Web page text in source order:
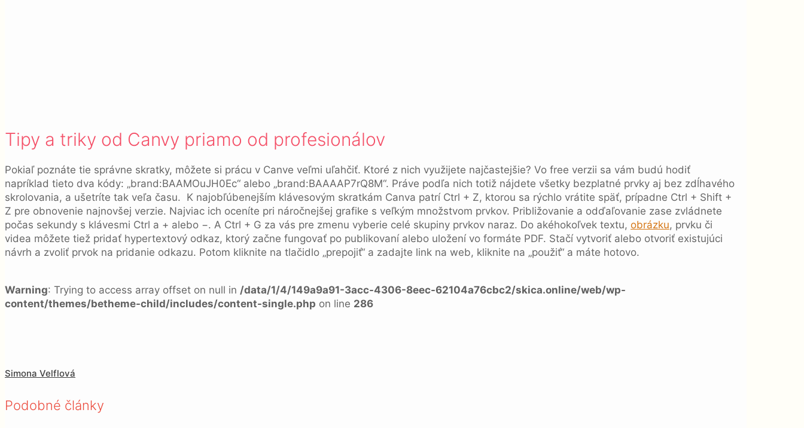
Tipy a triky od Canvy priamo od profesionálov
Pokiaľ poznáte tie správne skratky, môžete si prácu v Canve veľmi uľahčiť. Ktoré z nich využijete najčastejšie? Vo free verzii sa vám budú hodiť
napríklad tieto dva kódy: „brand:BAAMOuJH0Ec“ alebo „brand:BAAAAP7rQ8M“. Práve podľa nich totiž nájdete všetky bezplatné prvky aj bez zdĺhavého
skrolovania, a ušetríte tak veľa času. K najobľúbenejším klávesovým skratkám Canva patrí Ctrl + Z, ktorou sa rýchlo vrátite späť, prípadne Ctrl + Shift +
Z pre obnovenie najnovšej verzie. Najviac ich oceníte pri náročnejšej grafike s veľkým množstvom prvkov. Približovanie a odďaľovanie zase zvládnete
počas sekundy s klávesmi Ctrl a + alebo −. A Ctrl + G za vás pre zmenu vyberie celé skupiny prvkov naraz. Do akéhokoľvek textu, obrázku, prvku či
videa môžete tiež pridať hypertextový odkaz, ktorý začne fungovať po publikovaní alebo uložení vo formáte PDF. Stačí vytvoriť alebo otvoriť existujúci
návrh a zvoliť prvok na pridanie odkazu. Potom kliknite na tlačidlo „prepojiť“ a zadajte link na web, kliknite na „použiť“ a máte hotovo.
Warning: Trying to access array offset on null in /data/1/4/149a9a91-3acc-4306-8eec-62104a76cbc2/skica.online/web/wp-
content/themes/betheme-child/includes/content-single.php on line 286
Simona Velflová
Podobné články